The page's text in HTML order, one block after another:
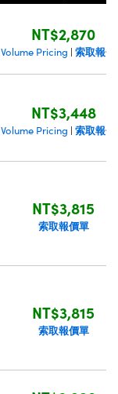
NT$2,870
Volume Pricing | 索取報價
NT$3,448
Volume Pricing | 索取報價
NT$3,815
索取報價單
NT$3,815
索取報價單